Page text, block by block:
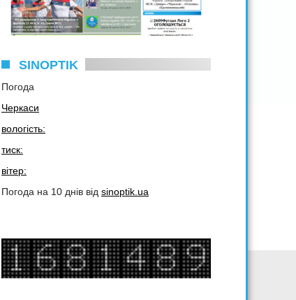
SINOPTIK
Погода
Черкаси
вологість:
тиск:
вітер:
Погода на 10 днів від sinoptik.ua